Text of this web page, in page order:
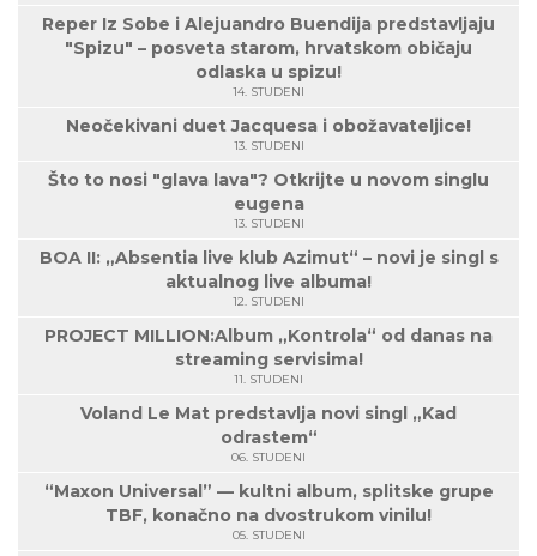
Reper Iz Sobe i Alejuandro Buendija predstavljaju
"Spizu" – posveta starom, hrvatskom običaju
odlaska u spizu!
14. STUDENI
Neočekivani duet Jacquesa i obožavateljice!
13. STUDENI
Što to nosi "glava lava"? Otkrijte u novom singlu
eugena
13. STUDENI
BOA II: „Absentia live klub Azimut“ – novi je singl s
aktualnog live albuma!
12. STUDENI
PROJECT MILLION:Album „Kontrola“ od danas na
streaming servisima!
11. STUDENI
Voland Le Mat predstavlja novi singl „Kad
odrastem“
06. STUDENI
“Maxon Universal” — kultni album, splitske grupe
TBF, konačno na dvostrukom vinilu!
05. STUDENI